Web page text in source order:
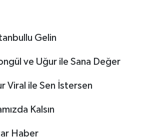
Gelin
ve Uğur ile Sana Değer
Viral ile Sen İstersen
Kalsın
Haber